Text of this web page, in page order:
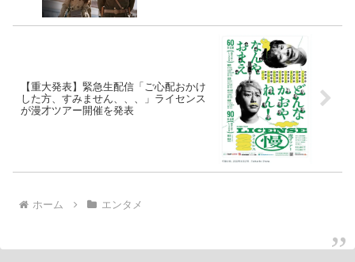
【重大発表】緊急生配信「ご心配おかけ
した方、すみません、、、」ライセンス
が漫才ツアー開催を発表
ホーム エンタメ